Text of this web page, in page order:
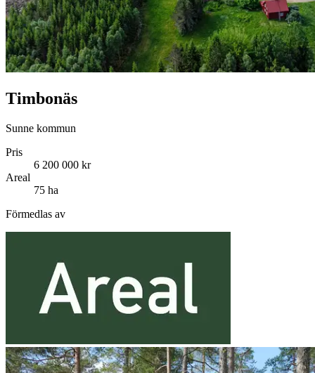
Timbonäs
Sunne kommun
Pris
6 200 000 kr
Areal
75 ha
Förmedlas av